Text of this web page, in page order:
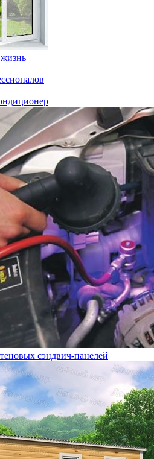
сэндвич-панелей